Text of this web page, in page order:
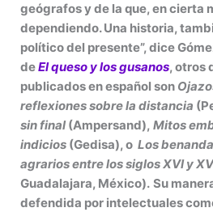
geógrafos y de la que, en cierta
dependiendo. Una historia,
político del presente”, dice
deEl queso y los gusanos, otros
publicados en español son
reflexiones sobre la distancia
sin final(Ampersand),Mitos
indicios (Gedisa), oLos
agrarios entre los siglos XVI y
Guadalajara, México). Su
defendida por intelectuales